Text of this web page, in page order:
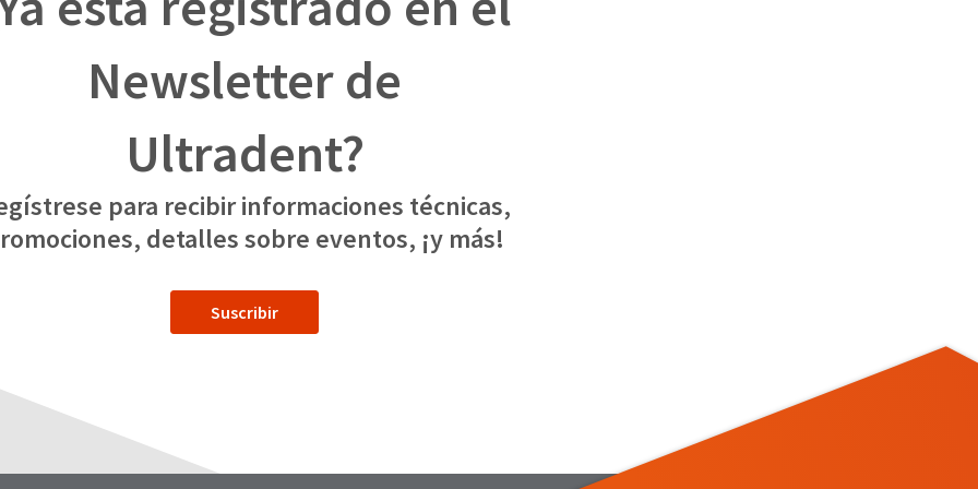
Newsletter de
Ultradent?
para recibir informaciones técnicas,
detalles sobre eventos, ¡y más!
Suscribir